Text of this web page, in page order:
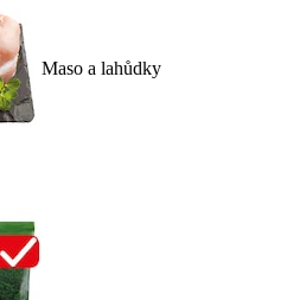
Maso a lahůdky